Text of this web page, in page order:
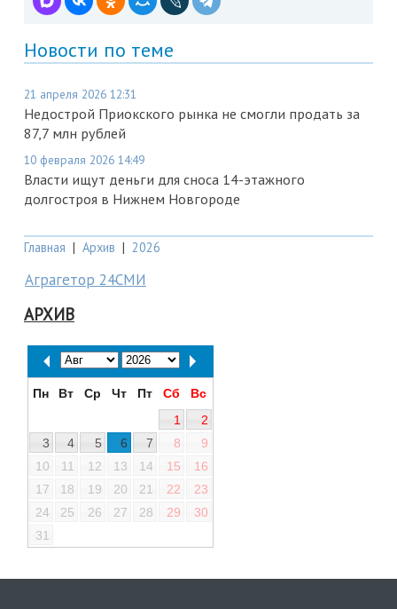
Новости по теме
21 апреля 2026 12:31
Недострой Приокского рынка не смогли продать за
87,7 млн рублей
10 февраля 2026 14:49
Власти ищут деньги для сноса 14-этажного
долгостроя в Нижнем Новгороде
Главная | Архив | 2026
Аграгетор 24СМИ
АРХИВ
Пн Вт Ср Чт Пт Сб
Вс
1
2
3
4 5 6 7 8
9
10
11 12 13 14 15
16
17
18 19 20 21 22
23
24
25 26 27 28 29
30
31